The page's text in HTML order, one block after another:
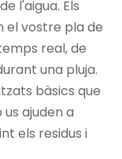
l'aigua. Els
el vostre pla de
real, de
una pluja.
bàsics que
ajuden a
els residus i